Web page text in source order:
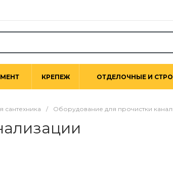
КРЕПЕЖ ОТДЕЛОЧНЫЕ И
сантехника / Оборудование для прочистки